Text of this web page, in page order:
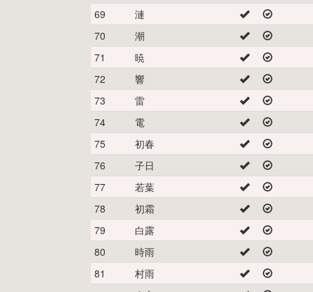
69
漣
70
潮
71
暁
72
響
73
雷
74
電
75
初春
76
子日
77
若葉
78
初霜
79
白露
80
時雨
81
村雨